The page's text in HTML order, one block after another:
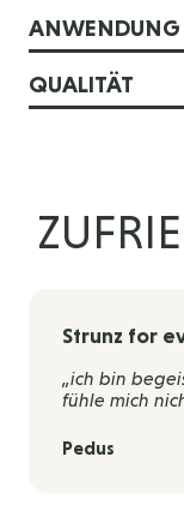
ANWENDUNG
QUALITÄT
Strunz for
„ich bin
fühle mich
Pedus